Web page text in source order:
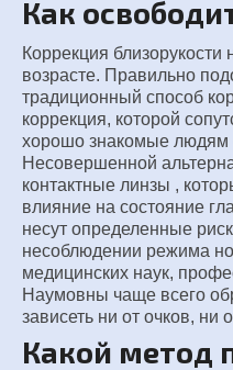
Как
Коррекция
возрасте. Правильно
традиционный способ
коррекция, которой
хорошо знакомые людям
Несовершенной
контактные линзы ,
влияние на состояние
несут определенные
несоблюдении режима
медицинских наук,
Наумовны чаще всего
зависеть ни от очков, ни
Какой метод